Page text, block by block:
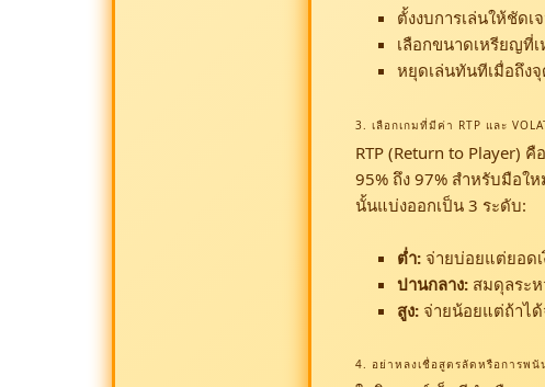
ตั้งงบการเล่นให้ชัดเ
เลือกขนาดเหรียญที่
หยุดเล่นทันทีเมื่อถึง
3. เลือกเกมที่มีค่า RTP และ
RTP (Return to Player)
95% ถึง 97% สำหรับมือใ
นั้นแบ่งออกเป็น 3 ระดับ:
ต่ำ:จ่ายบ่อยแต่ยอดเ
ปานกลาง:สมดุลระห
สูง:จ่ายน้อยแต่ถ้าไ
4. อย่าหลงเชื่อสูตรลัดหรือการพ